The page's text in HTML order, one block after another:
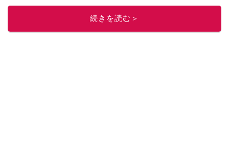
このイチオシストの他の記事を読む
続きを読む＞